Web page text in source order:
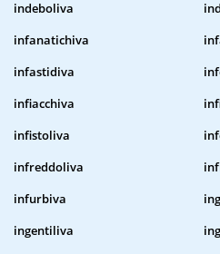
indeboliva
infanatichiva
infastidiva
infiacchiva
infistoliva
infreddoliva
infurbiva
ingentiliva